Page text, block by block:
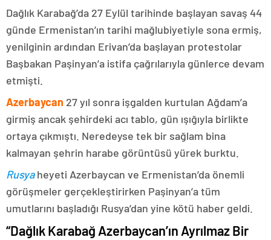
Dağlık Karabağ’da 27 Eylül tarihinde başlayan savaş 44
günde Ermenistan’ın tarihi mağlubiyetiyle sona ermiş,
yenilginin ardından Erivan’da başlayan protestolar
Başbakan Paşinyan’a istifa çağrılarıyla günlerce devam
etmişti.
Azerbaycan 27 yıl sonra işgalden kurtulan Ağdam’a
girmiş ancak şehirdeki acı tablo, gün ışığıyla birlikte
ortaya çıkmıştı. Neredeyse tek bir sağlam bina
kalmayan şehrin harabe görüntüsü yürek burktu.
Rusyaheyeti Azerbaycan ve Ermenistan’da önemli
görüşmeler gerçekleştirirken Paşinyan’a tüm
umutlarını başladığı Rusya’dan yine kötü haber geldi.
“Dağlık Karabağ Azerbaycan’ın Ayrılmaz Bir